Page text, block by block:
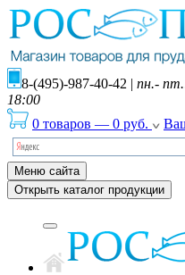
8-(495)-987-40-42 | пн.-
18:00
0 товаров — 0 руб.
Меню сайта
Открыть каталог продукции